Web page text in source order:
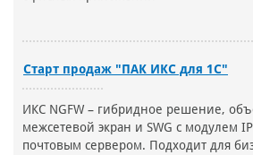
Старт продаж "ПАК ИКС для 1С"
ИКС NGFW – гибридное решение,
межсетевой экран и SWG с модулем
почтовым сервером. Подходит для